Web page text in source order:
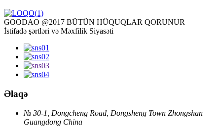
GOODAO @2017 BÜTÜN HÜQUQLAR QORUNUR
İstifadə şərtləri və Məxfilik Siyasəti
Əlaqə
№ 30-1, Dongcheng Road, Dongsheng Town Zhongshan
Guangdong China